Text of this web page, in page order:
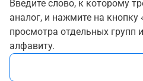
Введите слово, к которому
аналог, и нажмите на
просмотра отдельных групп
алфавиту.